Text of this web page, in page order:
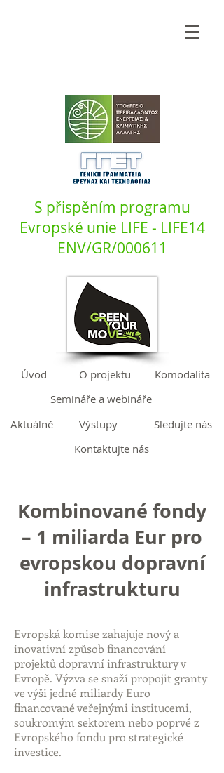
Kombinované fondy
– 1 miliarda Eur pro
evropskou dopravní
infrastrukturu
Evropská komise zahajuje nový a
inovativní způsob financování
projektů dopravní infrastruktury v
Evropě. Výzva se snaží propojit granty
ve výši jedné miliardy Euro
financované veřejnými institucemi,
soukromým sektorem nebo poprvé z
Evropského fondu pro strategické
investice.
S přispěním programu
Evropské unie LIFE - LIFE14
ENV/GR/000611
Úvod O projektu
Komodalita
Semináře a webináře
Aktuálně
Výstupy
Sledujte nás
Kontaktujte nás